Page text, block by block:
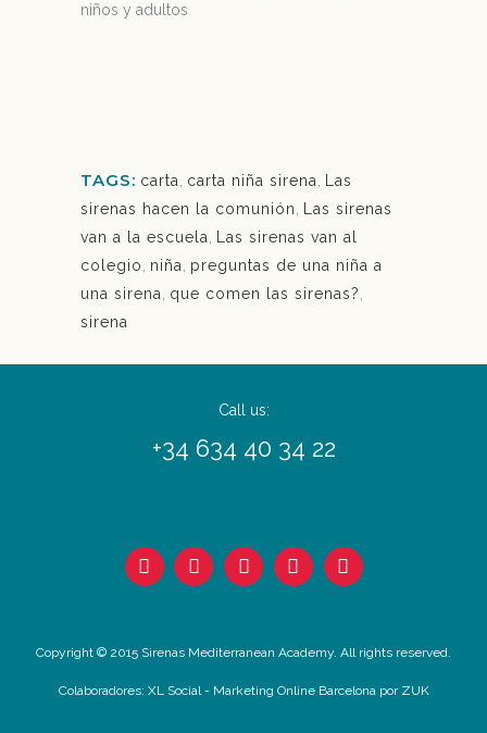
niños y adultos
TAGS: carta carta niña sirena
Las
sirenas hacen la comunión
Las sirenas
van a la escuela
Las sirenas van al
colegio
niña
preguntas de una niña a
una sirena
que comen las sirenas?
sirena
Call us:
+34 634 40 34 22
Copyright © 2015 Sirenas Mediterranean Academy. All rights reserved.
Colaboradores: XL Social - Marketing Online Barcelona por ZUK